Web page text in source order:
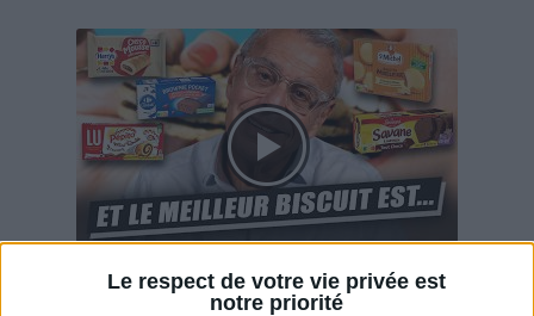
Le respect de votre vie privée est
notre priorité
Savane, LU, Pepito, Harrys... Que valent vraiment
ces gâteaux ?